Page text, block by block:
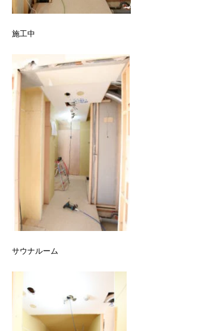
施工中
サウナルーム